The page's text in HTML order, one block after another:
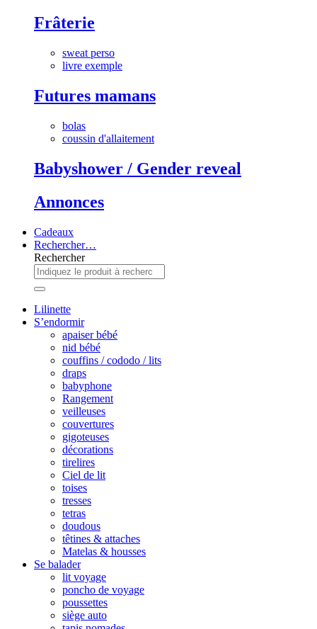
Frâterie
sweat perso
livre exemple
Futures mamans
bolas
coussin d'allaitement
Babyshower / Gender reveal
Annonces
Cadeaux
Rechercher…
Rechercher
Lilinette
S’endormir
apaiser bébé
nid bébé
couffins / cododo / lits
draps
babyphone
Rangement
veilleuses
couvertures
gigoteuses
décorations
tirelires
Ciel de lit
toises
tresses
tetras
doudous
têtines & attaches
Matelas & housses
Se balader
lit voyage
poncho de voyage
poussettes
siège auto